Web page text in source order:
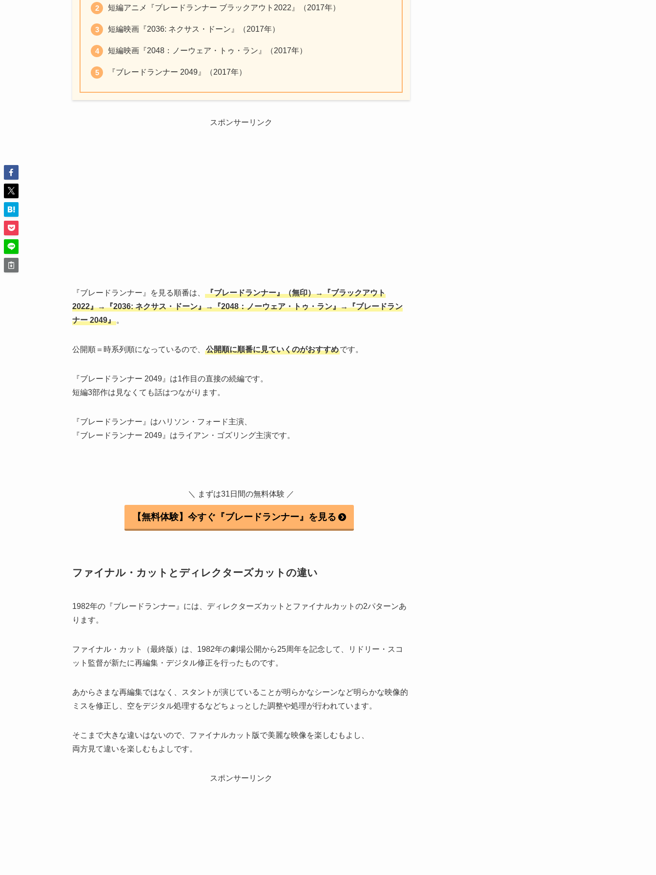
短編アニメ『ブレードランナー ブラックアウト2022』（2017年）
短編映画『2036: ネクサス・ドーン』（2017年）
短編映画『2048：ノーウェア・トゥ・ラン』（2017年）
『ブレードランナー 2049』（2017年）
スポンサーリンク
『ブレードランナー』を見る順番は、
『ブレードランナー』（無印）→『ブラックアウト
2022』→『2036: ネクサス・ドーン』→『2048：ノーウェア・トゥ・ラン』→『ブレードラン
ナー 2049』。
公開順＝時系列順になっているので、 公開順に順番に見ていくのがおすすめです。
『ブレードランナー 2049』は1作目の直接の続編です。
短編3部作は見なくても話はつながります。
『ブレードランナー』はハリソン・フォード主演、
『ブレードランナー 2049』はライアン・ゴズリング主演です。
＼ まずは31日間の無料体験 ／
【無料体験】今すぐ『ブレードランナー』を見る
ファイナル・カットとディレクターズカットの違い
1982年の『ブレードランナー』には、ディレクターズカットとファイナルカットの2パターンあ
ります。
ファイナル・カット（最終版）は、1982年の劇場公開から25周年を記念して、リドリー・スコ
ット監督が新たに再編集・デジタル修正を行ったものです。
あからさまな再編集ではなく、スタントが演じていることが明らかなシーンなど明らかな映像的
ミスを修正し、空をデジタル処理するなどちょっとした調整や処理が行われています。
そこまで大きな違いはないので、ファイナルカット版で美麗な映像を楽しむもよし、
両方見て違いを楽しむもよしです。
スポンサーリンク